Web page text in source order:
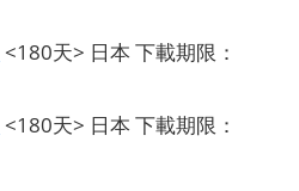
<180天> 日本 下載期限：
<180天> 日本 下載期限：